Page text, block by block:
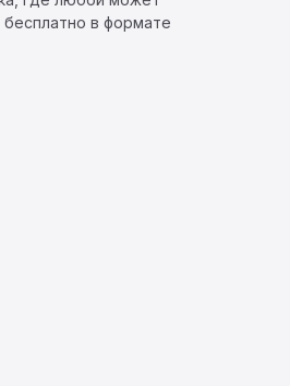
в формате